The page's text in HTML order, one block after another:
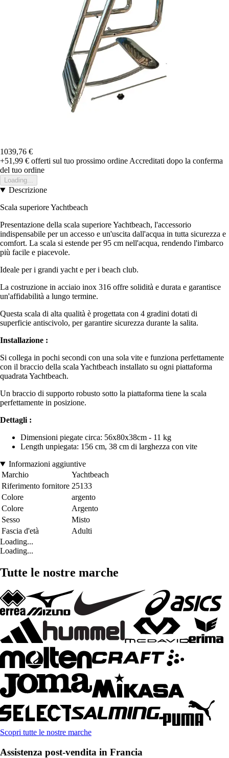
1039,76 €
+51,99 € offerti sul tuo prossimo ordine Accreditati dopo la conferma
del tuo ordine
Loading...
Descrizione
Scala superiore Yachtbeach
Presentazione della scala superiore Yachtbeach, l'accessorio
indispensabile per un accesso e un'uscita dall'acqua in tutta sicurezza e
comfort. La scala si estende per 95 cm nell'acqua, rendendo l'imbarco
più facile e piacevole.
Ideale per i grandi yacht e per i beach club.
La costruzione in acciaio inox 316 offre solidità e durata e garantisce
un'affidabilità a lungo termine.
Questa scala di alta qualità è progettata con 4 gradini dotati di
superficie antiscivolo, per garantire sicurezza durante la salita.
Installazione :
Si collega in pochi secondi con una sola vite e funziona perfettamente
con il braccio della scala Yachtbeach installato su ogni piattaforma
quadrata Yachtbeach.
Un braccio di supporto robusto sotto la piattaforma tiene la scala
perfettamente in posizione.
Dettagli :
Dimensioni piegate circa: 56x80x38cm - 11 kg
Length unpiegata: 156 cm, 38 cm di larghezza con vite
Informazioni aggiuntive
Marchio
Yachtbeach
Riferimento fornitore 25133
Colore
argento
Colore
Argento
Sesso
Misto
Fascia d'età
Adulti
Loading...
Loading...
Tutte le nostre marche
Scopri tutte le nostre marche
Assistenza post-vendita in Francia